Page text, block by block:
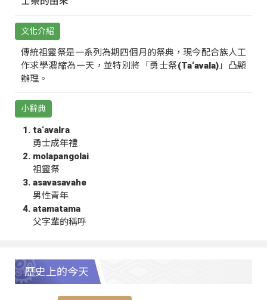
文化介紹
傳統祖靈祭是一系列為期四個月的祭典，現今配合族人工
作求學濃縮為一天，並特別將「勇士祭(Ta‘avala)」凸顯
辦理。
小辭典
ta‘avalra
勇士成年禮
molapangolai
祖靈祭
asavasavahe
男性青年
atamatama
父字輩的稱呼
歷史上的今天